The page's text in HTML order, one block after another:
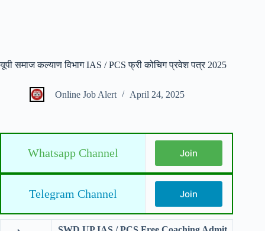
यूपी समाज कल्याण विभाग IAS / PCS फ्री कोचिग प्रवेश पत्र 2025
Online Job Alert April 24, 2025
Whatsapp Channel Join
Telegram Channel Join